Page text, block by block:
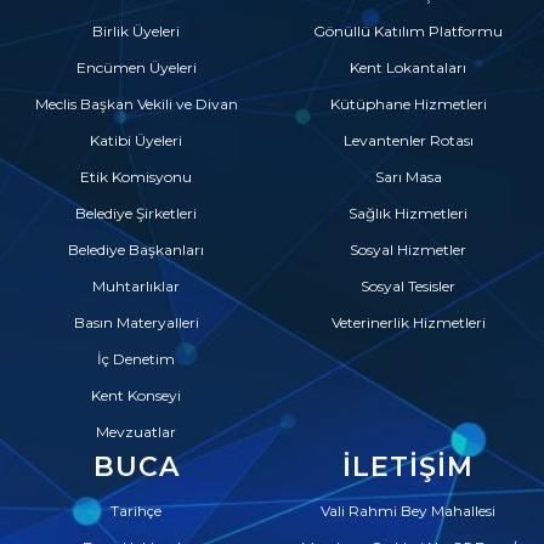
Birlik Üyeleri
Encümen Üyeleri
Meclis Başkan Vekili ve Divan
Katibi Üyeleri
Etik Komisyonu
Belediye Şirketleri
Belediye Başkanları
Muhtarlıklar
Basın Materyalleri
İç Denetim
Kent Konseyi
Mevzuatlar
Gönüllü Katılım Platformu
Kent Lokantaları
Kütüphane Hizmetleri
Levantenler Rotası
Sarı Masa
Sağlık Hizmetleri
Sosyal Hizmetler
Sosyal Tesisler
Veterinerlik Hizmetleri
BUCA
Tarihçe
İLETIŞIM
Vali Rahmi Bey Mahallesi